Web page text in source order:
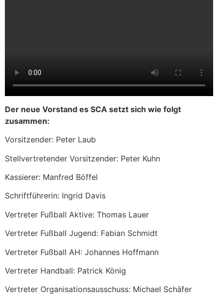
Der neue Vorstand es SCA setzt sich wie folgt
zusammen:
Vorsitzender: Peter Laub
Stellvertretender Vorsitzender: Peter Kuhn
Kassierer: Manfred Böffel
Schriftführerin: Ingrid Davis
Vertreter Fußball Aktive: Thomas Lauer
Vertreter Fußball Jugend: Fabian Schmidt
Vertreter Fußball AH: Johannes Hoffmann
Vertreter Handball: Patrick König
Vertreter Organisationsausschuss: Michael Schäfer